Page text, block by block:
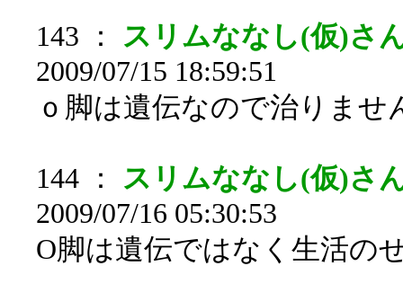
143 ： スリムななし(仮)さ
2009/07/15 18:59:51
ｏ脚は遺伝なので治りませ
144 ： スリムななし(仮)さ
2009/07/16 05:30:53
O脚は遺伝ではなく生活の